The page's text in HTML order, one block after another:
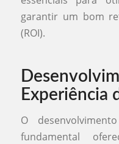
garantir um bom
(ROI).
Experiência
O
fundamental